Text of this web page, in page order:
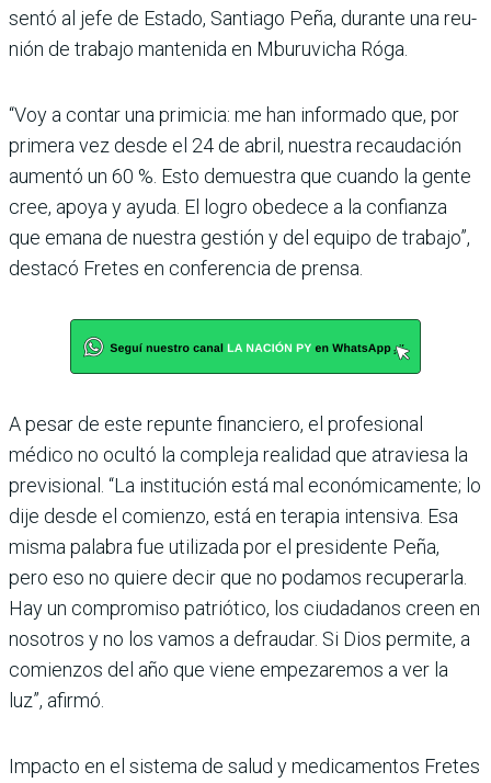
sentó al jefe de Estado, San­tiago Peña, durante una reu­
nión de trabajo mantenida en Mburuvicha Róga.
“Voy a contar una primi­cia: me han informado que, por
primera vez desde el 24 de abril, nuestra recauda­ción
aumentó un 60 %. Esto demuestra que cuando la gente
cree, apoya y ayuda. El logro obedece a la confianza
que emana de nuestra gestión y del equipo de trabajo”,
des­tacó Fretes en conferencia de prensa.
A pesar de este repunte finan­ciero, el profesional
médico no ocultó la compleja realidad que atraviesa la
previsional. “La institución está mal eco­nómicamente; lo
dije desde el comienzo, está en terapia intensiva. Esa
misma palabra fue utilizada por el presidente Peña,
pero eso no quiere decir que no podamos recuperarla.
Hay un compromiso patrió­tico, los ciudadanos creen en
nosotros y no los vamos a defraudar. Si Dios permite, a
comienzos del año que viene empezaremos a ver la
luz”, afirmó.
Impacto en el sistema de salud y medicamentos Fre­tes